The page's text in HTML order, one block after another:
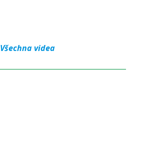
Všechna videa